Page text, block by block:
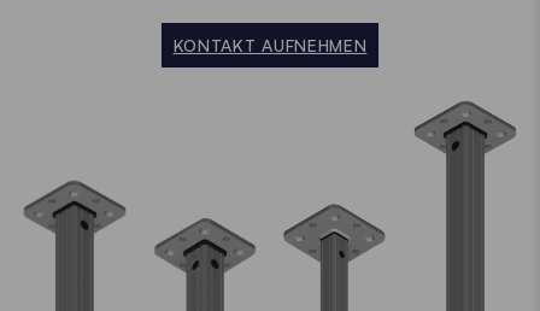
KONTAKT AUFNEHMEN